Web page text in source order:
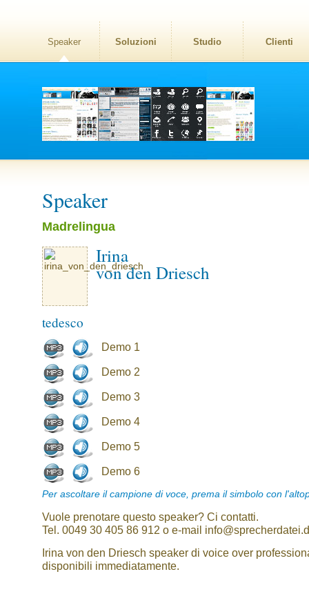
Speaker Soluzioni Studio Clienti
Speaker
Madrelingua
Irina
von den Driesch
tedesco
Demo 1
Demo 2
Demo 3
Demo 4
Demo 5
Demo 6
Per ascoltare il campione di voce, prema il simbolo con
Vuole prenotare questo speaker? Ci contatti.
Tel. 0049 30 405 86 912 o e-mail
Irina von den Driesch speaker di voice over
disponibili immediatamente.